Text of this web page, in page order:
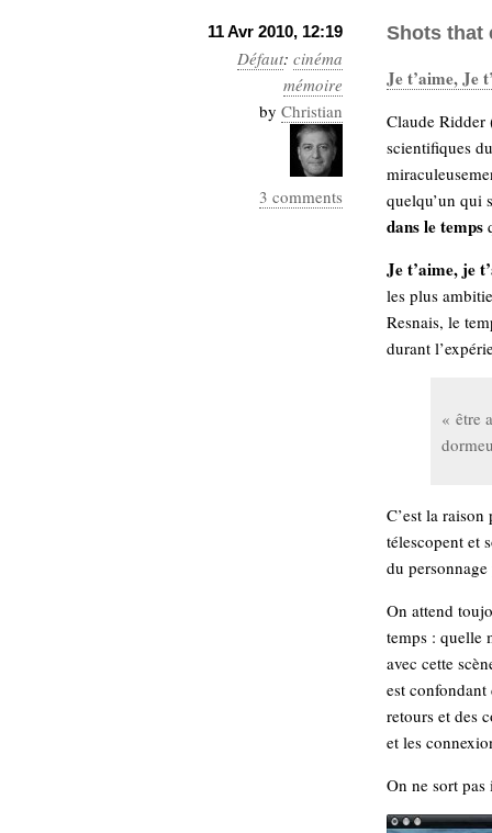
11 Avr 2010, 12:19
Défaut: cinéma
mémoire
by Christian
3 comments
Shots that
Je t’aime, Je
Claude Ridder
scientifiques
quelqu’un qui
dans le temps
Je t’aime, je
les plus
Resnais, le
durant
« être
C’est la
télescopent et
du
On attend
temps : quelle
avec cette
est
retours et des
et les
On ne sort